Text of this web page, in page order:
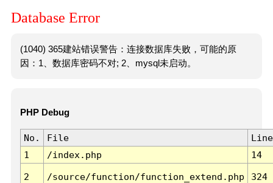
Database Error
(1040) 365建站错误警告：连接数据库失败，可能的原
因：1、数据库密码不对; 2、mysql未启动。
PHP Debug
No. File
Line
1
/index.php 14
2 /source/function/function_extend.php 324